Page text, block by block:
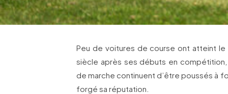
Peu de voitures de course ont atteint
siècle après ses débuts en
de marche continuent d’être poussés à
forgé sa réputation.